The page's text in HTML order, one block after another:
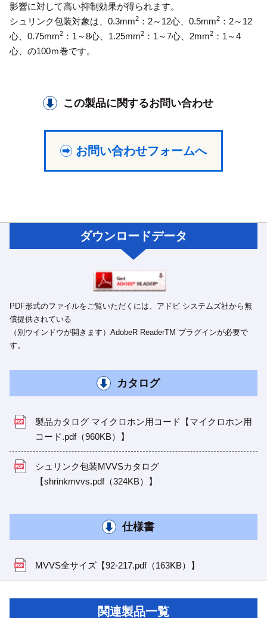
影響に対して高い抑制効果が得られます。
シュリンク包装対象は、0.3mm2 ：2～12心、0.5mm2 ：2～12
心、0.75mm2 ：1～8心、1.25mm2 ：1～7心、2mm2 ：1～4
心、の100ｍ巻です。
この製品に関するお問い合わせ
お問い合わせフォームへ
ダウンロードデータ
PDF形式のファイルをご覧いただくには、アドビ システムズ社から無
償提供されている
（別ウインドウが開きます）AdobeR ReaderTM プラグインが必要で
す。
カタログ
製品カタログ マイクロホン用コード【マイクロホン用
コード.pdf（960KB）】
シュリンク包装MVVSカタログ
【shrinkmvvs.pdf（324KB）】
仕様書
MVVS全サイズ【92-217.pdf（163KB）】
関連製品一覧